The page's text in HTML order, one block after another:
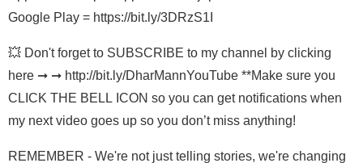
Google Play = https://bit.ly/3DRzS1I
💥 Don't forget to SUBSCRIBE to my channel by clicking
here ➞ ➞ http://bit.ly/DharMannYouTube **Make sure you
CLICK THE BELL ICON so you can get notifications when
my next video goes up so you don’t miss anything!
REMEMBER - We're not just telling stories, we're changing